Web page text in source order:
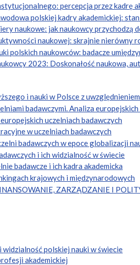
percepcja przez kadrę
polskiej kadry akademickiej:
naukowe: jak naukowcy przychodzą
naukowej: skrajnie nierówny
polskich naukowców: badacze
2023: Doskonałość naukowa,
i nauki w Polsce z
badawczymi. Analiza
uczelniach badawczych
w uczelniach badawczych
badawczych w epoce globalizacji
i ich widzialność w świecie
badawcze i ich kadra akademicka
krajowych i międzynarodowych
ZARZĄDZANIE I
polskiej nauki w świecie
akademickiej